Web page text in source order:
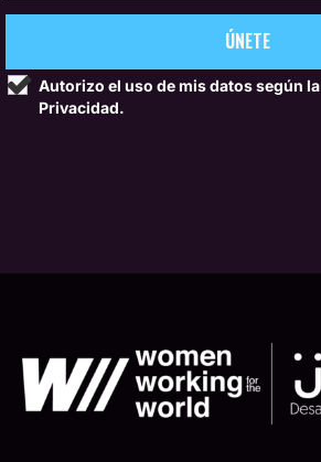
Autorizo el uso de mis datos según la
Privacidad.